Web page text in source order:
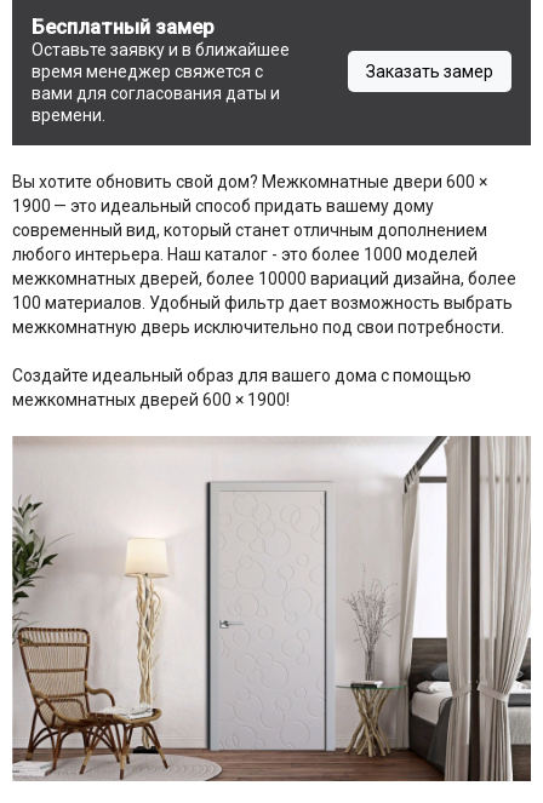
Бесплатный замер
Оставьте заявку и в ближайшее
время менеджер свяжется с
вами для согласования даты и
времени.
Заказать замер
Вы хотите обновить свой дом? Межкомнатные двери 600 ×
1900 — это идеальный способ придать вашему дому
современный вид, который станет отличным дополнением
любого интерьера. Наш каталог - это более 1000 моделей
межкомнатных дверей, более 10000 вариаций дизайна, более
100 материалов. Удобный фильтр дает возможность выбрать
межкомнатную дверь исключительно под свои потребности.
Создайте идеальный образ для вашего дома с помощью
межкомнатных дверей 600 × 1900!